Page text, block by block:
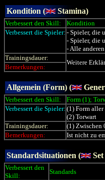
Kondition ( Stamina)
Verbessert den Skill:
Kondition
Verbessert die Spieler: - Spieler, die
- Spieler, die
- Alle
Trainingsdauer:
Weitere
Bemerkungen:
Allgemein (Form) (
Verbessert den Skill:
Form (1);
Verbessert die Spieler: (1) Form
(2) Torwart
Trainingsdauer:
(1) Zwischen
Bemerkungen:
Ist nicht zu
Standardsituationen ( Set
Verbessert den
Skill:
Standards